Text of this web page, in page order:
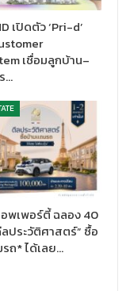
ธ์เพ็ญศิริ จังหวัด
ากสมเด็จพระกนิษฐาธิ
มบรมราชกุมารี ให้แก่ผู้
นำไปปลูกในโครงการ
านเมล็ดพันธุ์ผัก
กล้า 2 จำนวน 10 คน
งการเคหะชุมชนพูน
คน โครงการฟื้นฟู
เปิดตัว ‘Pri-d’
เชื่อมลูกบ้าน–
…
พเพอร์ตี้ ฉลอง 40
ประวัติศาสตร์” ซื้อ
ถ* ได้เลย…